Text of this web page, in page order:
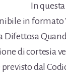
In
in formato
Difettosa
di cortesia
dal